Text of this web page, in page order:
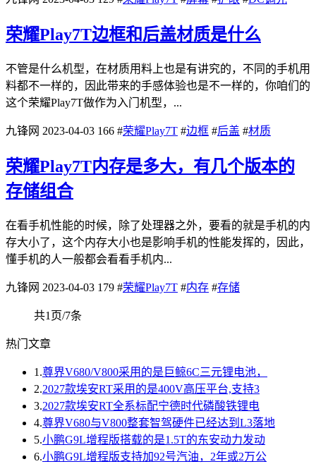
荣耀Play7T边框和后盖材质是什么
不管是什么机型，在材质用料上也是有讲究的，不同的手机用
料都不一样的，因此带来的手感体验也是不一样的，你咱们的
这个荣耀Play7T做作为入门机型，...
九锋网 2023-04-03 166 #荣耀Play7T #边框 #后盖 #材质
荣耀Play7T内存是多大，有几个版本的
存储组合
在看手机性能的时候，除了处理器之外，要看的就是手机的内
存大小了，这个内存大小也是影响手机的性能发挥的，因此，
懂手机的人一般都会看看手机内...
九锋网 2023-04-03 179 #荣耀Play7T #内存 #存储
共1页/7条
热门文章
1.尊界V680/V800采用的是巨鲸6C三元锂电池，
2.2027款埃安RT采用的是400V高压平台,支持3
3.2027款埃安RT全系标配宁德时代磷酸铁锂电
4.尊界V680与V800整套智驾硬件已经达到L3落地
5.小鹏G9L增程版搭载的是1.5T的东安动力发动
6.小鹏G9L增程版支持加92号汽油，2年或2万公